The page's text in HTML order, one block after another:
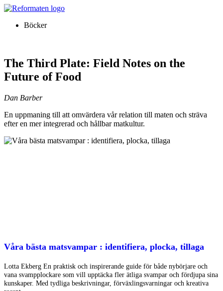
Hoppa
innehållBöcker
The Third Plate: Field Notes on the
Future of Food
Dan Barber
En uppmaning till att omvärdera vår relation till maten och sträva
efter en mer integrerad och hållbar matkultur.
Våra bästa matsvampar : identifiera, plocka, tillaga
Lotta Ekberg En praktisk och inspirerande guide för både nybörjare och
vana svampplockare som vill upptäcka fler ätliga svampar och fördjupa sina
kunskaper. Med tydliga beskrivningar, förväxlingsvarningar och kreativa